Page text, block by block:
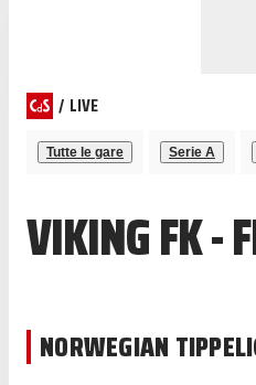
/ LIVE
Tutte le gare Serie A
VIKING FK -
NORWEGIAN